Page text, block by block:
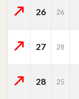
26 26
27 28
28 25